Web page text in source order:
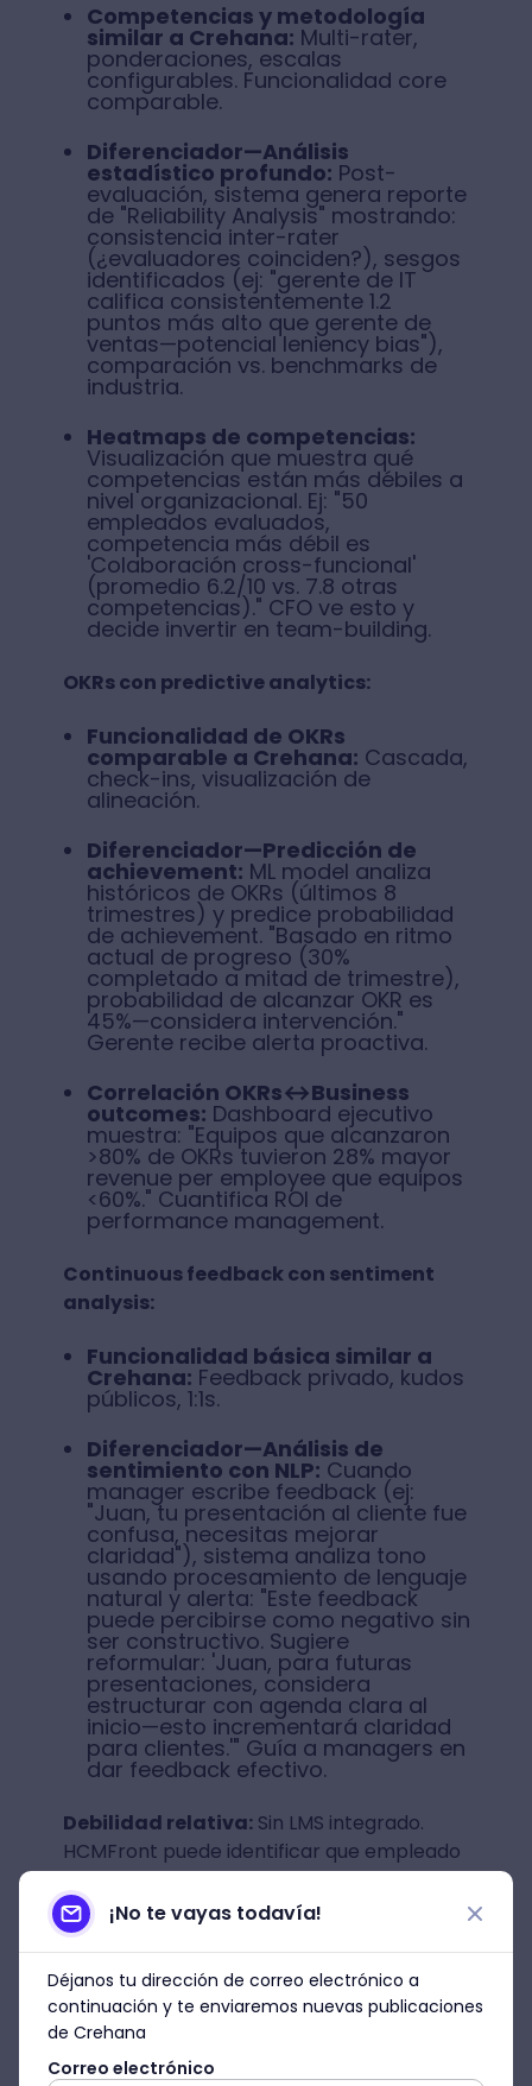
Competencias y metodología
similar a Crehana: Multi-rater,
ponderaciones, escalas
configurables. Funcionalidad core
comparable.
Diferenciador—Análisis
estadístico profundo: Post-
evaluación, sistema genera reporte
de "Reliability Analysis" mostrando:
consistencia inter-rater
(¿evaluadores coinciden?), sesgos
identificados (ej: "gerente de IT
califica consistentemente 1.2
puntos más alto que gerente de
ventas—potencial leniency bias"),
comparación vs. benchmarks de
industria.
Heatmaps de competencias:
Visualización que muestra qué
competencias están más débiles a
nivel organizacional. Ej: "50
empleados evaluados,
competencia más débil es
'Colaboración cross-funcional'
(promedio 6.2/10 vs. 7.8 otras
competencias)." CFO ve esto y
decide invertir en team-building.
OKRs con predictive analytics:
Funcionalidad de OKRs
comparable a Crehana: Cascada,
check-ins, visualización de
alineación.
Diferenciador—Predicción de
achievement: ML model analiza
históricos de OKRs (últimos 8
trimestres) y predice probabilidad
de achievement. "Basado en ritmo
actual de progreso (30%
completado a mitad de trimestre),
probabilidad de alcanzar OKR es
45%—considera intervención."
Gerente recibe alerta proactiva.
Correlación OKRs↔Business
outcomes: Dashboard ejecutivo
muestra: "Equipos que alcanzaron
>80% de OKRs tuvieron 28% mayor
revenue per employee que equipos
<60%." Cuantifica ROI de
performance management.
Continuous feedback con sentiment
analysis:
Funcionalidad básica similar a
Crehana: Feedback privado, kudos
públicos, 1:1s.
Diferenciador—Análisis de
sentimiento con NLP: Cuando
manager escribe feedback (ej:
"Juan, tu presentación al cliente fue
confusa, necesitas mejorar
claridad"), sistema analiza tono
usando procesamiento de lenguaje
natural y alerta: "Este feedback
puede percibirse como negativo sin
ser constructivo. Sugiere
reformular: 'Juan, para futuras
presentaciones, considera
estructurar con agenda clara al
inicio—esto incrementará claridad
para clientes.'" Guía a managers en
dar feedback efectivo.
Debilidad relativa:Sin LMS integrado.
HCMFront puede identificar que empleado
necesita desarrollar competencia X, pero
no tiene catálogo de cursos para
recomendar automáticamente. Empresas
Learning, Coursera, Udemy Business)
manualmente. El closed-loop de desarrollo
¡No te vayas todavía!
Déjanos tu dirección de correo electrónico a
continuación y te enviaremos nuevas publicaciones
de Crehana
Correo electrónico